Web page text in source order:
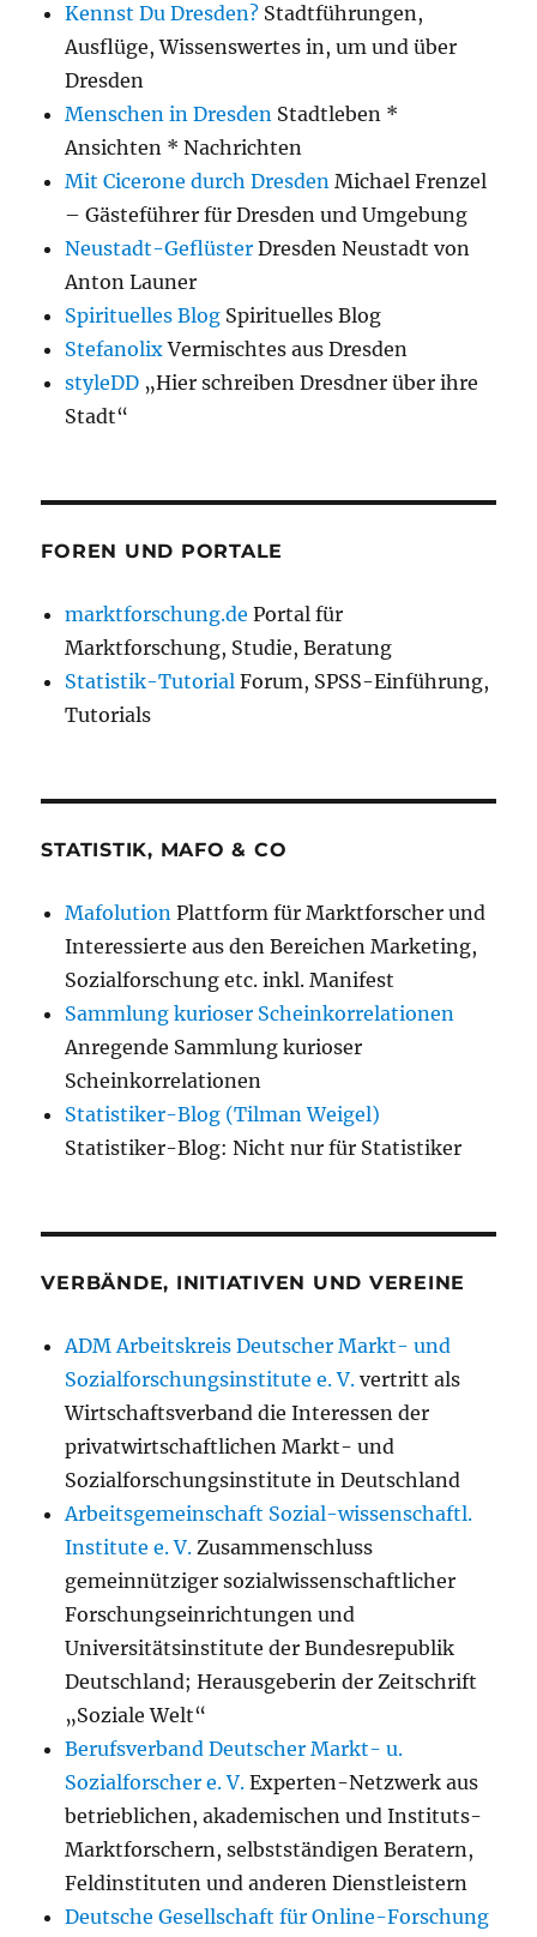
Kennst Du Dresden? Stadtführungen,
Ausflüge, Wissenswertes in, um und über
Dresden
Menschen in Dresden Stadtleben *
Ansichten * Nachrichten
Mit Cicerone durch Dresden Michael Frenzel
– Gästeführer für Dresden und Umgebung
Neustadt-Geflüster Dresden Neustadt von
Anton Launer
Spirituelles Blog Spirituelles Blog
StefanolixVermischtes aus Dresden
styleDD „Hier schreiben Dresdner über ihre
Stadt“
FOREN UND PORTALE
marktforschung.de Portal für
Marktforschung, Studie, Beratung
Statistik-Tutorial Forum, SPSS-Einführung,
Tutorials
STATISTIK, MAFO & CO
Mafolution Plattform für Marktforscher und
Interessierte aus den Bereichen Marketing,
Sozialforschung etc. inkl. Manifest
Sammlung kurioser Scheinkorrelationen
Anregende Sammlung kurioser
Scheinkorrelationen
Statistiker-Blog (Tilman Weigel)
Statistiker-Blog: Nicht nur für Statistiker
VERBÄNDE, INITIATIVEN UND VEREINE
ADM Arbeitskreis Deutscher Markt- und
Sozialforschungsinstitute e. V. vertritt als
Wirtschaftsverband die Interessen der
privatwirtschaftlichen Markt- und
Sozialforschungsinstitute in Deutschland
Arbeitsgemeinschaft Sozial-wissenschaftl.
Institute e. V. Zusammenschluss
gemeinnütziger sozialwissenschaftlicher
Forschungseinrichtungen und
Universitätsinstitute der Bundesrepublik
Deutschland; Herausgeberin der Zeitschrift
„Soziale Welt“
Berufsverband Deutscher Markt- u.
Sozialforscher e. V. Experten-Netzwerk aus
betrieblichen, akademischen und Instituts-
Marktforschern, selbstständigen Beratern,
Feldinstituten und anderen Dienstleistern
Deutsche Gesellschaft für Online-Forschung